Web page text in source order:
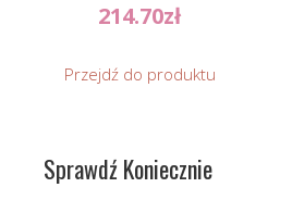
214.70zł
Przejdź do produktu
Sprawdź Koniecznie